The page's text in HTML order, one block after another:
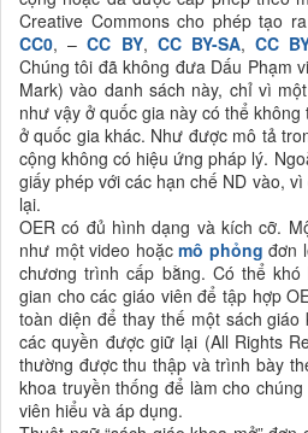
Creative Commons cho phép tạo
CC0, –CC BY, CC BY-SA,CC
Chúng tôi đã không đưa Dấu Phạm
Mark) vào danh sách này, chỉ vì
như vậy ở quốc gia này có thể
ở quốc gia khác. Như được mô tả
cộng không có hiệu ứng pháp lý.
giấy phép với các hạn chế ND vào,
lại.
OER có đủ hình dạng và kích cỡ.
như một video hoặc mô phỏng đơn
chương trình cấp bằng. Có thể
gian cho các giáo viên để tập hợp
toàn diện để thay thế một sách
các quyền được giữ lại (All Rights
thường được thu thập và trình bày
khoa truyền thống để làm cho
viên hiểu và áp dụng.